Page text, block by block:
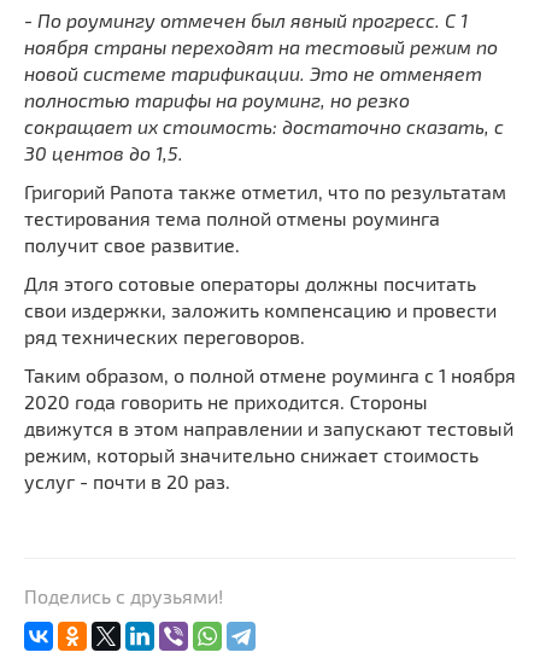
- По роумингу отмечен был явный прогресс. С 1
ноября страны переходят на тестовый режим по
новой системе тарификации. Это не отменяет
полностью тарифы на роуминг, но резко
сокращает их стоимость: достаточно сказать, с
30 центов до 1,5.
Григорий Рапота также отметил, что по результатам
тестирования тема полной отмены роуминга
получит свое развитие.
Для этого сотовые операторы должны посчитать
свои издержки, заложить компенсацию и провести
ряд технических переговоров.
Таким образом, о полной отмене роуминга с 1 ноября
2020 года говорить не приходится. Стороны
движутся в этом направлении и запускают тестовый
режим, который значительно снижает стоимость
услуг - почти в 20 раз.
Поделись с друзьями!